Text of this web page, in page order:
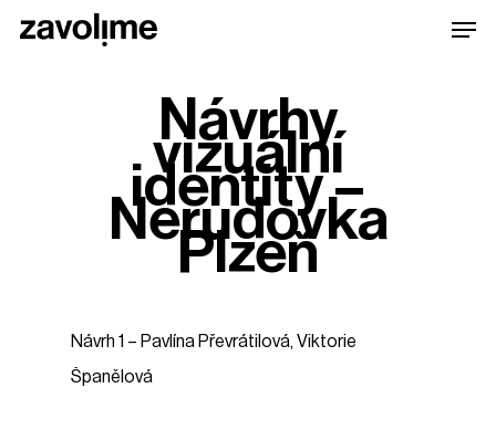
Skip
Návrhy
vizuální
identity –
Nerudovka
Plzeň
Návrh 1 – Pavlína Převrátilová, Viktorie
Španělová